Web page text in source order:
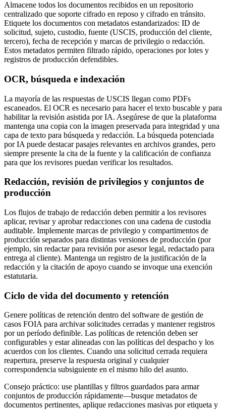
Almacene todos los documentos recibidos en un repositorio
centralizado que soporte cifrado en reposo y cifrado en tránsito.
Etiquete los documentos con metadatos estandarizados: ID de
solicitud, sujeto, custodio, fuente (USCIS, producción del cliente,
tercero), fecha de recepción y marcas de privilegio o redacción.
Estos metadatos permiten filtrado rápido, operaciones por lotes y
registros de producción defendibles.
OCR, búsqueda e indexación
La mayoría de las respuestas de USCIS llegan como PDFs
escaneados. El OCR es necesario para hacer el texto buscable y para
habilitar la revisión asistida por IA. Asegúrese de que la plataforma
mantenga una copia con la imagen preservada para integridad y una
capa de texto para búsqueda y redacción. La búsqueda potenciada
por IA puede destacar pasajes relevantes en archivos grandes, pero
siempre presente la cita de la fuente y la calificación de confianza
para que los revisores puedan verificar los resultados.
Redacción, revisión de privilegios y conjuntos de
producción
Los flujos de trabajo de redacción deben permitir a los revisores
aplicar, revisar y aprobar redacciones con una cadena de custodia
auditable. Implemente marcas de privilegio y compartimentos de
producción separados para distintas versiones de producción (por
ejemplo, sin redactar para revisión por asesor legal, redactado para
entrega al cliente). Mantenga un registro de la justificación de la
redacción y la citación de apoyo cuando se invoque una exención
estatutaria.
Ciclo de vida del documento y retención
Genere políticas de retención dentro del software de gestión de
casos FOIA para archivar solicitudes cerradas y mantener registros
por un período definible. Las políticas de retención deben ser
configurables y estar alineadas con las políticas del despacho y los
acuerdos con los clientes. Cuando una solicitud cerrada requiera
reapertura, preserve la respuesta original y cualquier
correspondencia subsiguiente en el mismo hilo del asunto.
Consejo práctico: use plantillas y filtros guardados para armar
conjuntos de producción rápidamente—busque metadatos de
documentos pertinentes, aplique redacciones masivas por etiqueta y